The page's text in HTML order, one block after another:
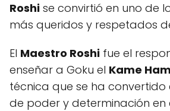
Roshi se convirtió en uno de
más queridos y respetados
El Maestro Roshi fue el
enseñar a Goku el Kame
técnica que se ha convertido
de poder y determinación en